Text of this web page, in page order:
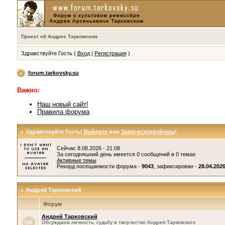
Проект об Андрее Тарковском
Здравствуйте Гость ( Вход| Регистрация)
forum.tarkovsky.su
Важно:
Наш новый сайт!
Правила форума
Здравствуйте Гость! Войдитеили Зарегистрируйтесь!
Сейчас 8.08.2026 - 21:08
За сегодняшний день имеется 0 сообщений в 0 темах
Активные темы
Рекорд посещаемости форума - 9043, зафиксирован -
Андрей Тарковский
Форум
Андрей Тарковский
Обсуждаем личность, судьбу и творчество Андрея Тарковского